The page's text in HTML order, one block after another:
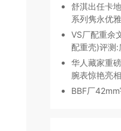
舒淇出任卡
系列隽永优雅
VS厂配重余
配重壳)评测
华人藏家重
腕表惊艳亮相
BBF厂